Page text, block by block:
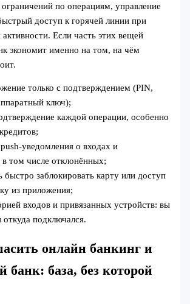
по операциям, управление
доступ к горячей линии при
активности. Если часть этих вещей
экономит именно на том, на чём
только с подтверждением (PIN,
ключ);
каждой операции, особенно
уведомления о входах и
в том числе отклонённых;
заблокировать карту или доступ
из приложения;
входов и привязанных устройств: вы
откуда подключался.
онлайн банкинг и
банк: база, без которой